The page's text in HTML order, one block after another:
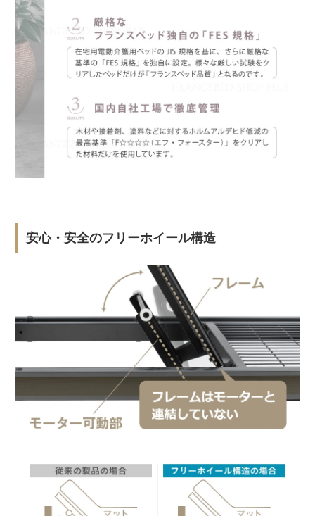
安心・安全のフリーホイール構造